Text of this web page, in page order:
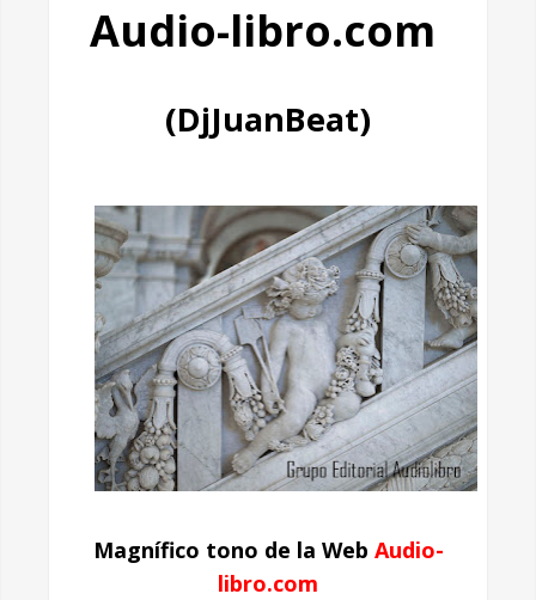
Audio-libro.com
(DjJuanBeat)
Magnífico tono de la Web Audio-
libro.com